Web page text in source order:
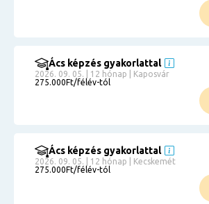
Ács képzés gyakorlattal
2026. 09. 05. | 12 hónap | Kaposvár
275.000Ft/félév-tól
Ács képzés gyakorlattal
2026. 09. 05. | 12 hónap | Kecskemét
275.000Ft/félév-tól